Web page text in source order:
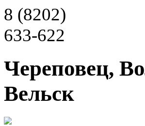
8 (8202)
633-622
Череповец,
Вельск